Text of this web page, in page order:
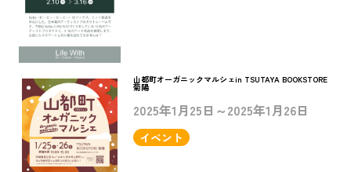
山都町オーガニックマルシェin TSUTAYA BOOKSTORE
菊陽
2025年1月25日～2025年1月26日
イベント